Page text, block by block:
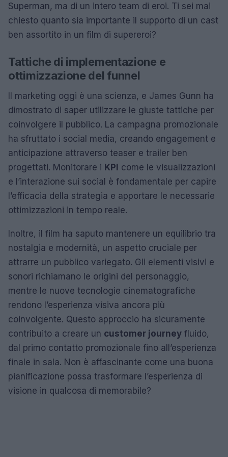
Superman, ma di un intero team di eroi. Ti sei mai
chiesto quanto sia importante il supporto di un cast
ben assortito in un film di supereroi?
Tattiche di implementazione e
ottimizzazione del funnel
Il marketing oggi è una scienza, e James Gunn ha
dimostrato di saper utilizzare le giuste tattiche per
coinvolgere il pubblico. La campagna promozionale
ha sfruttato i social media, creando engagement e
anticipazione attraverso teaser e trailer ben
progettati. Monitorare i KPI come le visualizzazioni
e l’interazione sui social è fondamentale per capire
l’efficacia della strategia e apportare le necessarie
ottimizzazioni in tempo reale.
Inoltre, il film ha saputo mantenere un equilibrio tra
nostalgia e modernità, un aspetto cruciale per
attrarre un pubblico variegato. Gli elementi visivi e
sonori richiamano le origini del personaggio,
mentre le nuove tecnologie cinematografiche
rendono l’esperienza visiva ancora più
coinvolgente. Questo approccio ha sicuramente
contribuito a creare un customer journey fluido,
dal primo contatto promozionale fino all’esperienza
finale in sala. Non è affascinante come una buona
pianificazione possa trasformare l’esperienza di
visione in qualcosa di memorabile?